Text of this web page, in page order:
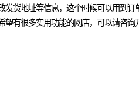
货地址等信息，这个时候可以用到
有很多实用功能的网店，可以请咨